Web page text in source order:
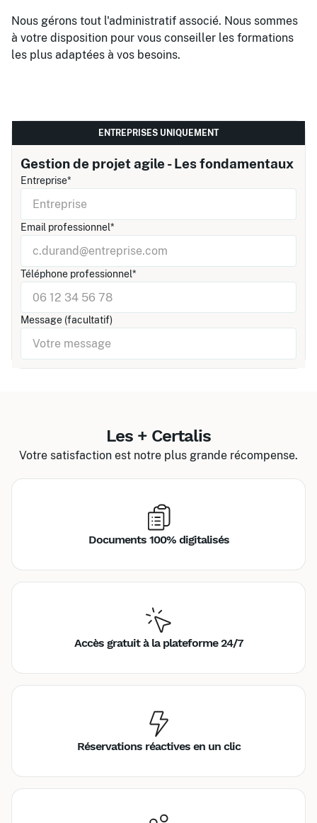
Nous gérons tout l'administratif associé. Nous sommes
à votre disposition pour vous conseiller les formations
les plus adaptées à vos besoins.
ENTREPRISES UNIQUEMENT
Gestion de projet agile - Les fondamentaux
Entreprise*
Email professionnel*
Téléphone professionnel*
Message (facultatif)
Les + Certalis
Votre satisfaction est notre plus grande récompense.
Documents 100% digitalisés
Accès gratuit à la plateforme 24/7
Réservations réactives en un clic